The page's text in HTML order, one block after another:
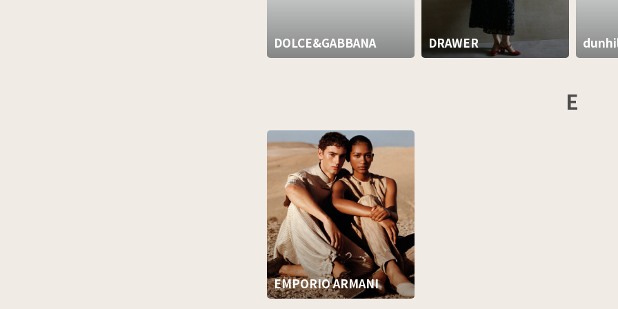
DOLCE&GABBANA DRAWER
E
EMPORIO ARMANI